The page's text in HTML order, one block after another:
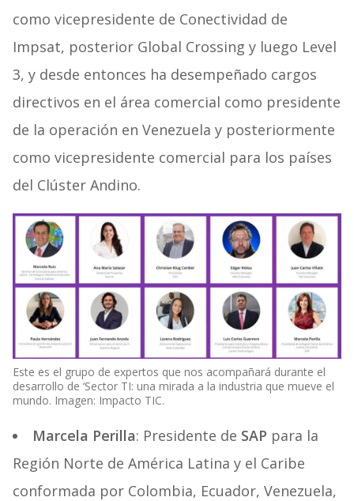
como vicepresidente de Conectividad de
Impsat, posterior Global Crossing y luego Level
3, y desde entonces ha desempeñado cargos
directivos en el área comercial como presidente
de la operación en Venezuela y posteriormente
como vicepresidente comercial para los países
del Clúster Andino.
Este es el grupo de expertos que nos acompañará durante el
desarrollo de ‘Sector TI: una mirada a la industria que mueve el
mundo. Imagen: Impacto TIC.
Marcela Perilla: Presidente de SAP para la
Región Norte de América Latina y el Caribe
conformada por Colombia, Ecuador, Venezuela,